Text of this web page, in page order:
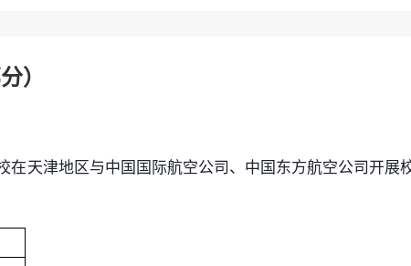
）
在天津地区与中国国际航空公司、中国东方航空公司开展